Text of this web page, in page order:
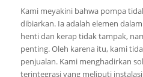
Kami meyakini bahwa pompa
dibiarkan. Ia adalah elemen
henti dan kerap tidak tampak,
penting. Oleh karena itu, kami
penjualan. Kami menghadirkan
terintegrasi yang meliputi